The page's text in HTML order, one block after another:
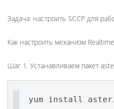
Задача: настроить SCCP для
Как настроить механизм
Шаг 1. Устанавливаем пакет
yum install